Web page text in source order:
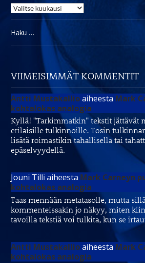
Blogiarkisto
Haku:
VIIMEISIMMÄT KOMMENTIT
Antti Mustakallioaiheesta Mark
kohtalokas analogia
Kyllä! "Tarkimmatkin" tekstit jättävät
erilaisille tulkinnoille. Tosin
lisätä roimastikin tahallisella tai
epäselvyydellä.
Jouni Tilli aiheesta Mark Carneyn
kohtalokas analogia
Taas mennään metatasolle, mutta
kommenteissakin jo näkyy, miten
tavoilla tekstiä voi tulkita, kun se
Antti Mustakallioaiheesta Mark
kohtalokas analogia